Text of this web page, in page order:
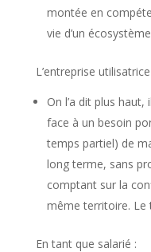
montée en
vie d’un
L’entreprise utilisatrice
On l’a dit plus haut,
face à un besoin
temps partiel) de
long terme, sans
comptant sur la
même territoire.
En tant que salarié :